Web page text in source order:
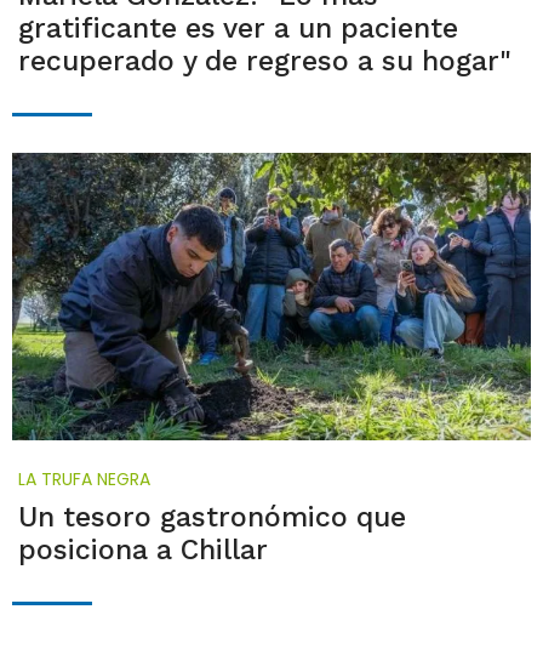
gratificante es ver a un paciente
recuperado y de regreso a su hogar"
LA TRUFA NEGRA
Un tesoro gastronómico que
posiciona a Chillar